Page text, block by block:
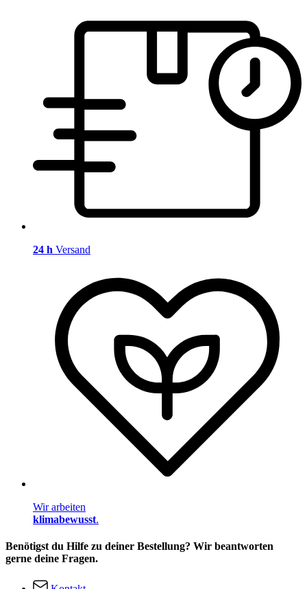
24 h Versand
Wir arbeiten
klimabewusst.
Benötigst du Hilfe zu deiner Bestellung? Wir beantworten
gerne deine Fragen.